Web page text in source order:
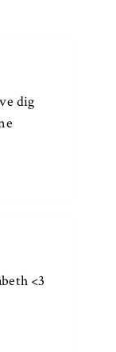
dig
<3